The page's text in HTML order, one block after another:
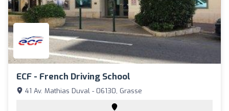
ECF - French Driving School
41 Av. Mathias Duval - 06130, Grasse